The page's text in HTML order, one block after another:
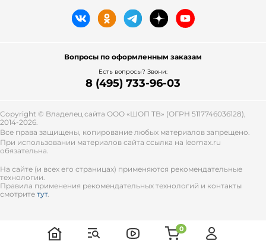
0
Вопросы по оформленным заказам
Есть вопросы? Звони:
8 (495) 733-96-03
Copyright © Владелец сайта ООО «ШОП ТВ» (ОГРН 5117746036128),
2014-2026.
Все права защищены, копирование любых материалов запрещено.
При использовании материалов сайта ссылка на leomax.ru
обязательна.
На сайте (и всех его страницах) применяются рекомендательные
технологии.
Правила применения рекомендательных технологий и контакты
смотрите тут.